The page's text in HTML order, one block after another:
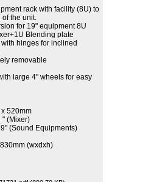
rack with facility (8U) to
the unit.
for 19" equipment 8U
Blending plate
hinges for inclined
removable
large 4" wheels for easy
520mm
" (Mixer)
(Sound Equipments)
(wxdxh)